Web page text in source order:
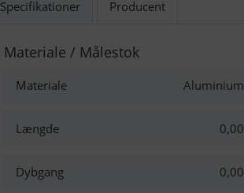
Specifikationer Producent
Materiale / Målestok
Materiale Aluminium
Længde 0,00
Dybgang 0,00